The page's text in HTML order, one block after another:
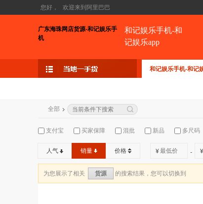
您好， 欢迎来到阿里巴巴
广东海珠网店货源-和记娱乐手
机
和记娱乐手机-和
记娱乐app
和记娱乐手机-和记
全部
支付宝 买家保障 混批 新品 多尺码
人气 销量 价格 ¥ - ¥
为您展示了相关 货源 的搜索结果，您可以切换到